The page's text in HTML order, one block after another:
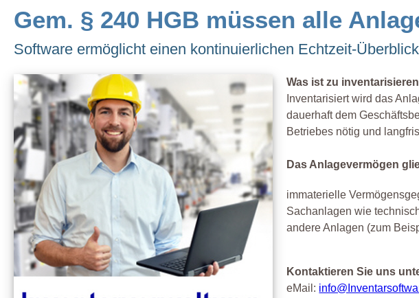
Gem. § 240 HGB müssen alle
Software ermöglicht einen kontinuierlichen Echtzeit-
Was ist zu
Inventarisiert wird das
dauerhaft dem
Betriebes nötig und
Das Anlagevermögen
immaterielle
Sachanlagen wie
andere Anlagen (zum
Kontaktieren Sie uns
eMail: